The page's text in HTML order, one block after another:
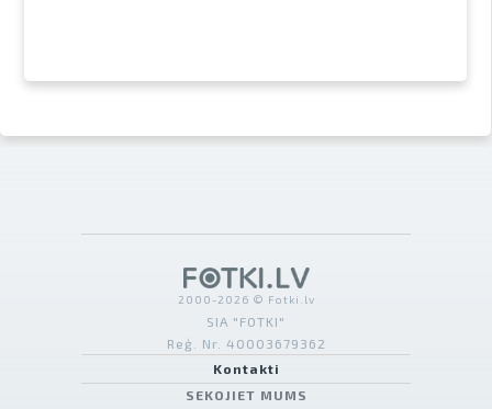
2000-2026 © Fotki.lv
SIA "FOTKI"
Reģ. Nr. 40003679362
Kontakti
SEKOJIET MUMS